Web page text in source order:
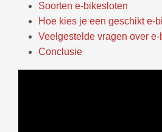
Soorten e-bikesloten
Hoe kies je een geschikt e-
Veelgestelde vragen over
Conclusie